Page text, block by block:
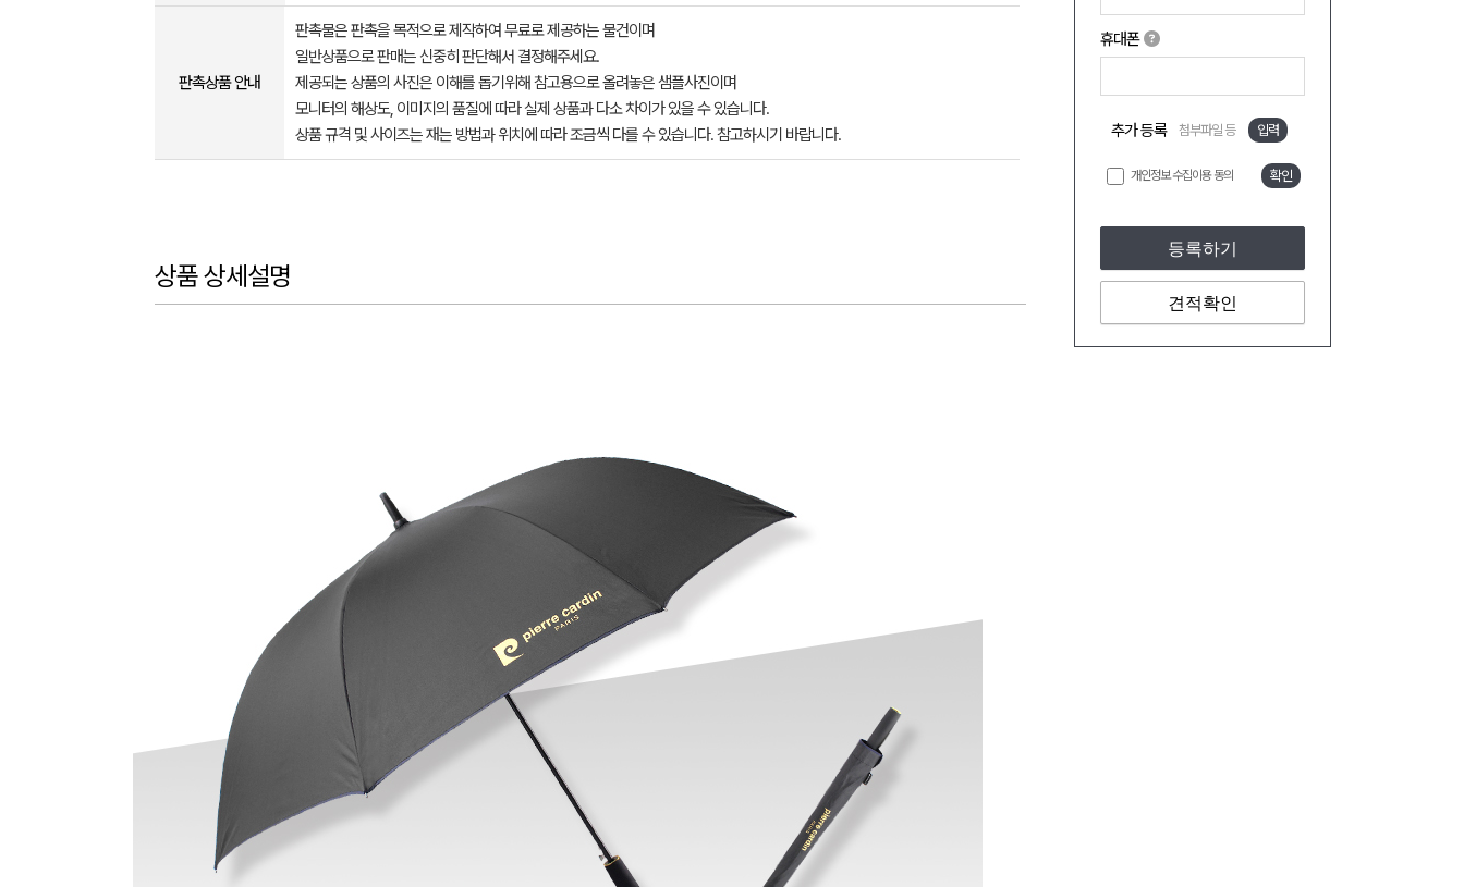
휴대폰
추가 등록 첨부파일 등 입력
개인정보 수집이용 동의 확인
등록하기
견적확인
판촉상품 안내
판촉물은 판촉을 목적으로 제작하여 무료로 제공하는 물건이며
일반상품으로 판매는 신중히 판단해서 결정해주세요.
제공되는 상품의 사진은 이해를 돕기위해 참고용으로 올려놓은 샘플사진이며
모니터의 해상도, 이미지의 품질에 따라 실제 상품과 다소 차이가 있을 수 있습니다.
상품 규격 및 사이즈는 재는 방법과 위치에 따라 조금씩 다를 수 있습니다. 참고하시기 바랍니다.
상품 상세설명